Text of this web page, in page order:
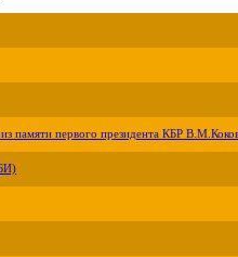
памяти первого президента КБР